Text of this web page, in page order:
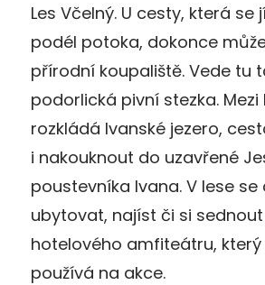
Les Včelný. U cesty, která se
podél potoka, dokonce
přírodní koupaliště. Vede tu
podorlická pivní stezka. Mezi
rozkládá Ivanské jezero,
i nakouknout do uzavřené
poustevníka Ivana. V lese
ubytovat, najíst či si
hotelového amfiteátru,
používá na akce.